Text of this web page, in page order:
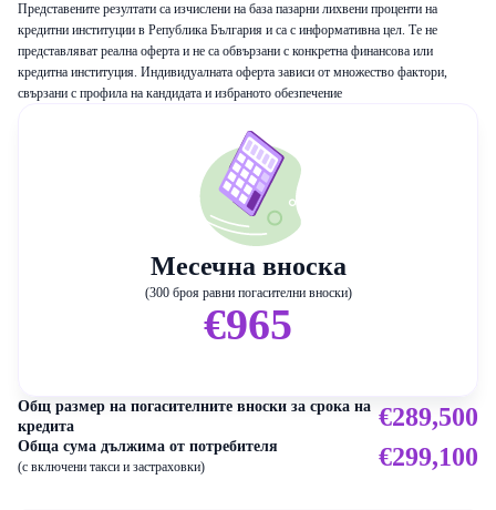
Представените резултати са изчислени на база пазарни лихвени проценти на
кредитни институции в Република България и са с информативна цел. Те не
представляват реална оферта и не са обвързани с конкретна финансова или
кредитна институция. Индивидуалната оферта зависи от множество фактори,
свързани с профила на кандидата и избраното обезпечение
Месечна вноска
(300 броя равни погасителни вноски)
€965
Общ размер на погасителните вноски за срока на
кредита
€289,500
Обща сума дължима от потребителя
(с включени такси и застраховки) €299,100